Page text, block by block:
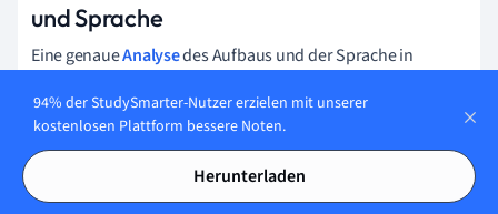
und Sprache
Eine genaueAnalysedes Aufbaus und der Sprache in
ist die äußere Form des Dramas zu verstehen, während eine
94% der StudySmarter-Nutzer erzielen mit unserer
kostenlosen Plattform bessere Noten.
Herunterladen